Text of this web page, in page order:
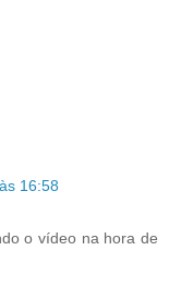
16:58
o vídeo na hora de